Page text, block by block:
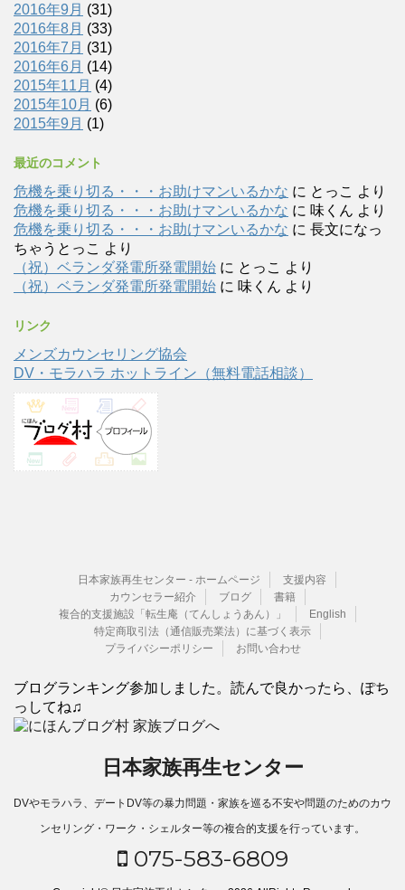
2016年9月 (31)
2016年8月 (33)
2016年7月 (31)
2016年6月 (14)
2015年11月 (4)
2015年10月 (6)
2015年9月 (1)
最近のコメント
危機を乗り切る・・・お助けマンいるかな に とっこ より
危機を乗り切る・・・お助けマンいるかな に 味くん より
危機を乗り切る・・・お助けマンいるかな に 長文になっ
ちゃうとっこ より
（祝）ベランダ発電所発電開始 に とっこ より
（祝）ベランダ発電所発電開始 に 味くん より
リンク
メンズカウンセリング協会
DV・モラハラ ホットライン（無料電話相談）
日本家族再生センター - ホームページ
支援内容
カウンセラー紹介
ブログ
書籍
複合的支援施設「転生庵（てんしょうあん）」
English
特定商取引法（通信販売業法）に基づく表示
プライバシーポリシー
お問い合わせ
ブログランキング参加しました。読んで良かったら、ぽち
っしてね♫
日本家族再生センター
DVやモラハラ、デートDV等の暴力問題・家族を巡る不安や問題のためのカウ
ンセリング・ワーク・シェルター等の複合的支援を行っています。
075-583-6809